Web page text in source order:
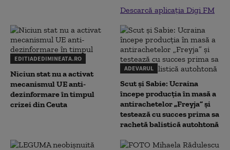
Descarcă aplicația Digi FM
EDITIADEDIMINEATA.RO
Niciun stat nu a activat
mecanismul UE anti-
dezinformare în timpul
crizei din Ceuta
ADEVARUL
Scut și Sabie: Ucraina
începe producția în masă a
antirachetelor „Freyja” și
testează cu succes prima sa
rachetă balistică autohtonă